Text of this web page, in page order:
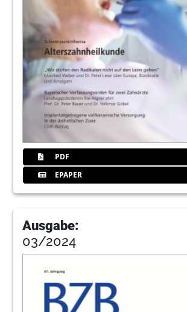
Vorläufige Prüfungstermine für
Aufstiegsfortbildungen 2024/
Redaktion
80Kassenänderung
Redaktion
81
Kleinanzeigen
Redaktion
82Impressum
Redaktion
84 orangedental GmbH & Co. KG
PDF
EPAPER
Ausgabe:
03/2024